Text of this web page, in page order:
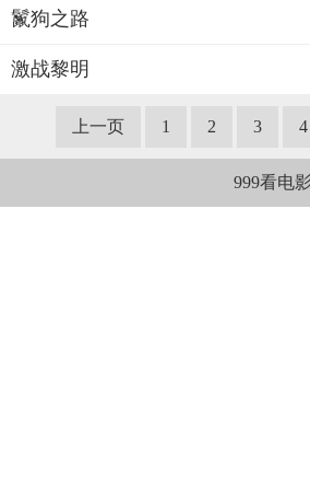
鬣狗之路
激战黎明
上一页 1 2 3 4
999看电